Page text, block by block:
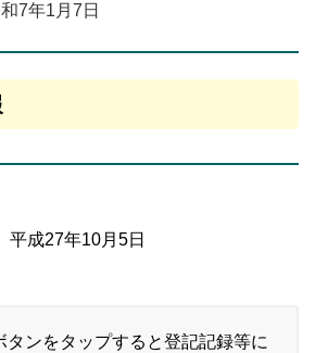
7年1月7日
平成27年10月5日
タンをタップすると登記記録等に